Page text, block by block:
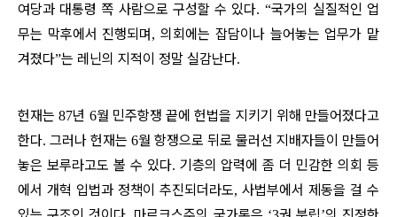
여당과 대통령 쪽 사람으로 구성할 수 있다. “국가의 실질적인 업
무는 막후에서 진행되며,의회에는 잡담이나 늘어놓는 업무가 맡
겨졌다”는 레닌의 지적이 정말 실감난다.
헌재는87년 6월 민주항쟁 끝에 헌법을 지키기 위해 만들어졌다고
한다. 그러나 헌재는 6월 항쟁으로 뒤로 물러선 지배자들이 만들어
놓은 보루라고도 볼 수 있다. 기층의 압력에 좀 더 민감한 의회 등
에서 개혁 입법과 정책이 추진되더라도, 사법부에서 제동을 걸 수